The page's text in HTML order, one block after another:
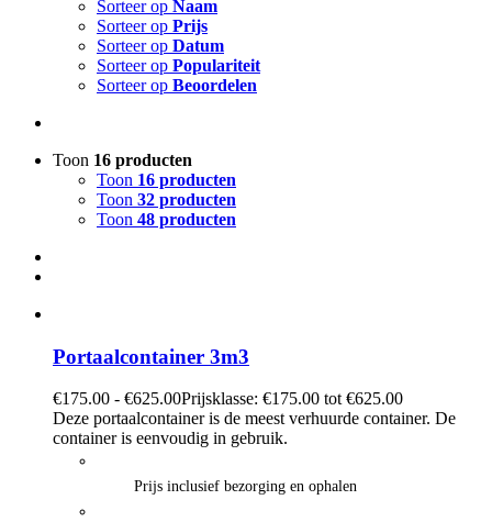
Sorteer op Naam
Sorteer op Prijs
Sorteer op Datum
Sorteer op Populariteit
Sorteer op Beoordelen
Toon 16 producten
Toon 16 producten
Toon 32 producten
Toon 48 producten
Portaalcontainer 3m3
€175.00 - €625.00Prijsklasse: €175.00 tot €625.00
Deze portaalcontainer is de meest verhuurde container. De
container is eenvoudig in gebruik.
Prijs inclusief bezorging en ophalen